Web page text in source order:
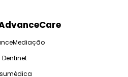
Dentinet